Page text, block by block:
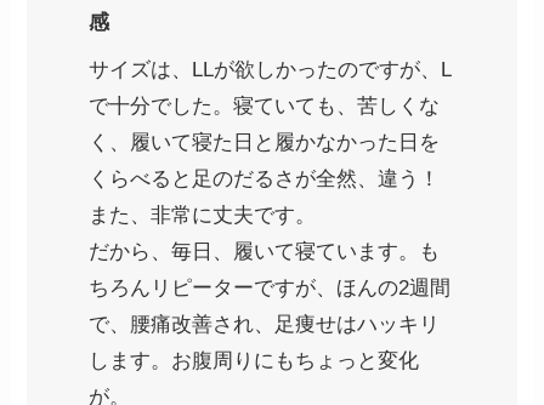
感
サイズは、LLが欲しかったのですが、L
で十分でした。寝ていても、苦しくな
く、履いて寝た日と履かなかった日を
くらべると足のだるさが全然、違う！
また、非常に丈夫です。
だから、毎日、履いて寝ています。も
ちろんリピーターですが、ほんの2週間
で、腰痛改善され、足痩せはハッキリ
します。お腹周りにもちょっと変化
が。